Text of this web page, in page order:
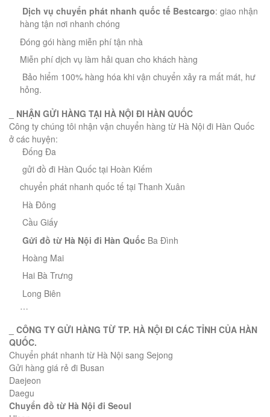
Dịch vụ chuyển phát nhanh quốc tế Bestcargo: giao nhận
hàng tận nơi nhanh chóng
Đóng gói hàng miễn phí tận nhà
Miễn phí dịch vụ làm hải quan cho khách hàng
Bảo hiểm 100% hàng hóa khi vận chuyển xảy ra mất mát, hư
hỏng.
NHẬN GỬI HÀNG TẠI HÀ NỘI ĐI HÀN QUỐC
Công ty chúng tôi nhận vận chuyển hàng từ Hà Nội đi Hàn Quốc
ở các huyện:
Đống Đa
gửi đồ đi Hàn Quốc tại Hoàn Kiếm
chuyển phát nhanh quốc tế tại Thanh Xuân
Hà Đông
Cầu Giấy
Gửi đồ từ Hà Nội đi Hàn Quốc Ba Đình
Hoàng Mai
Hai Bà Trưng
Long Biên
…
_ CÔNG TY GỬI HÀNG TỪ TP. HÀ NỘI ĐI CÁC TỈNH CỦA HÀN
QUỐC.
Chuyển phát nhanh từ Hà Nội sang Sejong
Gửi hàng giá rẻ đi Busan
Daejeon
Daegu
Chuyển đồ từ Hà Nội đi Seoul